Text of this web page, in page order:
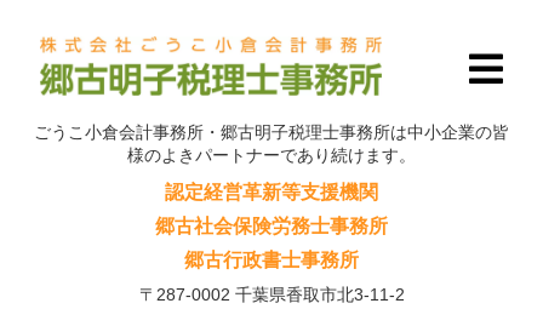
ごうこ小倉会計事務所・郷古明子税理士事務所は中小企業の皆
様のよきパートナーであり続けます。
認定経営革新等支援機関
郷古社会保険労務士事務所
郷古行政書士事務所
〒287-0002 千葉県香取市北3-11-2